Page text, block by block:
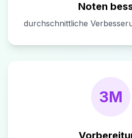
Noten
durchschnittliche
3M